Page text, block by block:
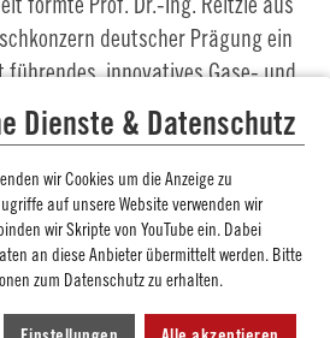
deutscher Prägung ein
innovatives Gase- und
Im Jahr 2006 wurde er zum
Reitzle zum Vorsitzenden des
AG ernannt.
2005 Honorarprofessor an der
der TU
Dienste & Datenschutz
wir Cookies um die Anzeige zu
auf unsere Website verwenden wir
wir Skripte von YouTube ein. Dabei
an diese Anbieter übermittelt werden. Bitte
zum Datenschutz zu erhalten.